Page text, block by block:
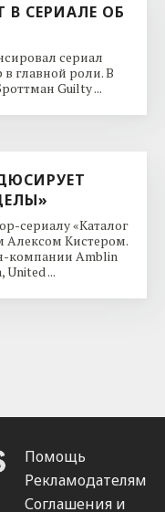
В СЕРИАЛЕ ОБ
сериал
главной роли. В
Guilty ...
сериалу «Каталог
Алексом Кистером.
компании Amblin
...
Помощь
Рекламодателям
Соглашения и